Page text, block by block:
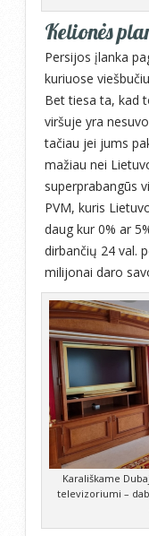
Kelionės
Persijos įlanka
kuriuose
Bet tiesa ta, kad
viršuje yra
tačiau jei jums
mažiau nei
superprabangūs
PVM, kuris
daug kur 0% ar
dirbančių 24 val.
milijonai daro
Karališkame
televizoriumi –